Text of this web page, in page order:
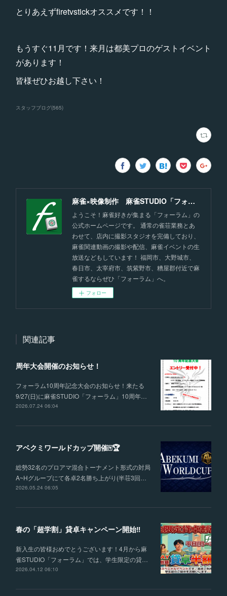
とりあえずfiretvstickオススメです！！
もうすぐ11月です！来月は都美プロのゲストイベント
があります！
皆様ぜひお越し下さい！
スタッフブログ(565)
麻雀×映像制作 麻雀STUDIO「フォーラム」福岡
ようこそ！麻雀好きが集まる「フォーラム」の
公式ホームページです。 通常の雀荘業務とあ
わせて、店内に撮影スタジオを完備しており、
麻雀関連動画の撮影や配信、麻雀イベントの生
放送などもしています！ 福岡市、大野城市、
春日市、太宰府市、筑紫野市、糟屋郡付近で麻
雀するならぜひ「フォーラム」へ。
フォロー
関連記事
周年大会開催のお知らせ！
フォーラム10周年記念大会のお知らせ！来たる
9/27(日)に麻雀STUDIO「フォーラム」10周年…
2026.07.24 06:04
アベクミワールドカップ開催🀄🏆
総勢32名のプロアマ混合トーナメント形式の対局
A~Hグループにて各卓2名勝ち上がり(半荘3回…
2026.05.24 06:05
春の「超学割」貸卓キャンペーン開始‼
新入生の皆様おめでとうございます！4月から麻
雀STUDIO「フォーラム」では、学生限定の貸…
2026.04.12 06:10